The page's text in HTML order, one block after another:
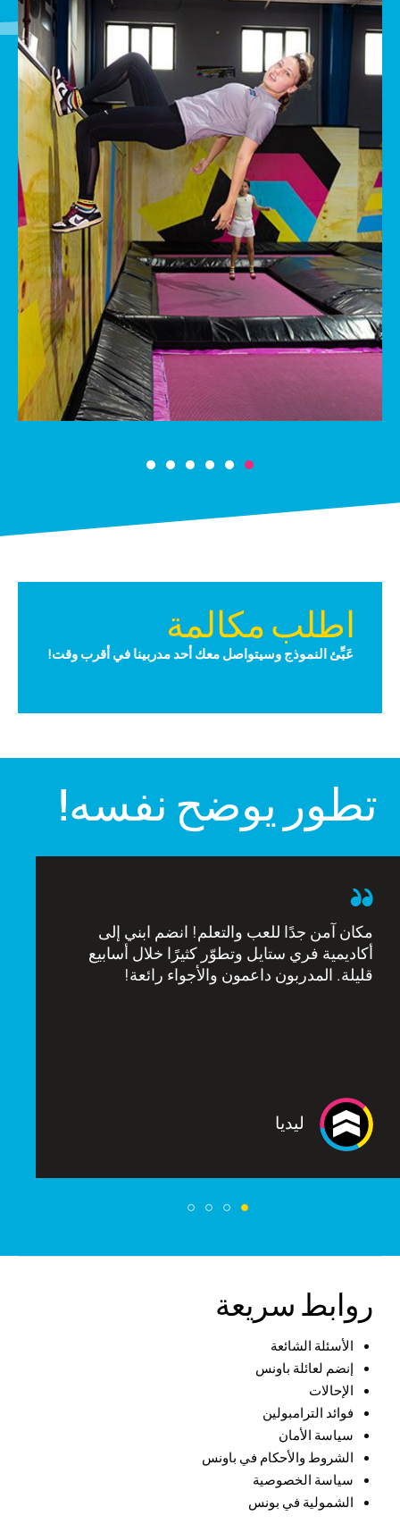
اطلب مكالمة
عَبِّئ النموذج وسيتواصل معك أحد مدربينا في أقرب وقت!
تطور يوضح نفسه!
مكان آمن جدًا للعب والتعلم! انضم ابني إلى
أكاديمية فري ستايل وتطوّر كثيرًا خلال أسابيع
قليلة. المدربون داعمون والأجواء رائعة!
ليديا
روابط سريعة
الأسئلة الشائعة
إنضم لعائلة باونس
الإحالات
فوائد الترامبولين
سياسة الأمان
الشروط والأحكام في باونس
سياسة الخصوصية
الشمولية في بونس